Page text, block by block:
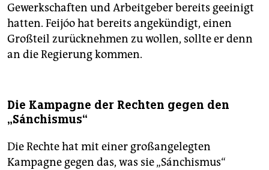
Gewerkschaften und Arbeitgeber bereits geeinigt
hatten. Feijóo hat bereits angekündigt, einen
Großteil zurücknehmen zu wollen, sollte er denn
an die Regierung kommen.
Die Kampagne der Rechten gegen den
„Sánchismus“
Die Rechte hat mit einer großangelegten
Kampagne gegen das, was sie „Sánchismus“